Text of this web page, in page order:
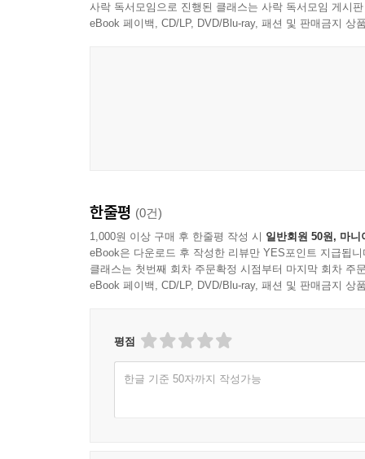
사락 독서모임으로 진행된 클래스는 사락 독서모임 게시
eBook 페이백, CD/LP, DVD/Blu-ray, 패션 및 판매금지 상
한줄평 (0건)
1,000원 이상 구매 후 한줄평 작성 시 일반회원 50원, 마니
eBook은 다운로드 후 작성한 리뷰만 YES포인트 지급됩니
클래스는 첫번째 회차 주문확정 시점부터 마지막 회차 주
eBook 페이백, CD/LP, DVD/Blu-ray, 패션 및 판매금지 상
평점
한글 기준 50자까지 작성가능